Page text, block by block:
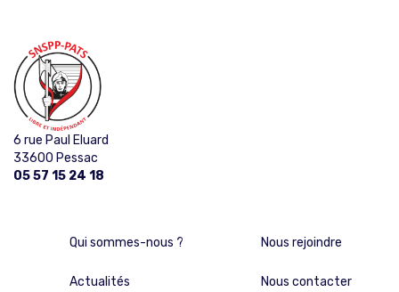
6 rue Paul Eluard
33600 Pessac
05 57 15 24 18
Qui sommes-nous ?
Actualités
Nous rejoindre
Nous contacter